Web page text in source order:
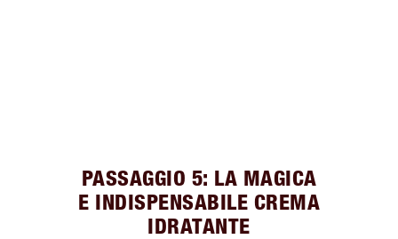
PASSAGGIO 5: LA MAGICA
E INDISPENSABILE CREMA
IDRATANTE